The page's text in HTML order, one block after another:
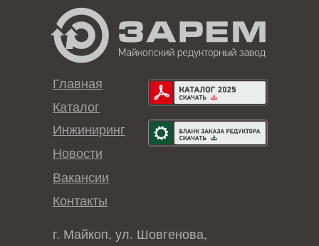
Каталог
Инжиниринг
Контакты
Главная
Новости
Вакансии
г. Майкоп, ул. Шовгенова,